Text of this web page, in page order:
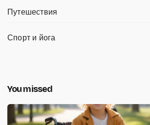
Путешествия
Спорт и йога
You missed